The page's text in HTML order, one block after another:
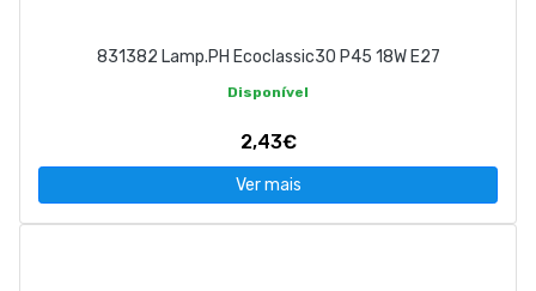
831382 Lamp.PH Ecoclassic30 P45 18W E27
Disponível
2,43€
Ver mais